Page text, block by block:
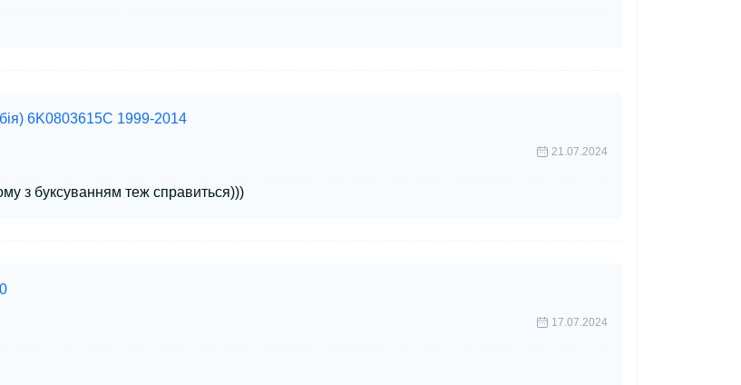
6K0803615C 1999-2014
21.07.2024
з буксуванням теж справиться)))
17.07.2024